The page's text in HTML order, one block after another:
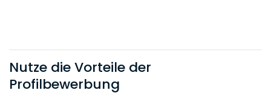
Nutze die Vorteile der
Profilbewerbung